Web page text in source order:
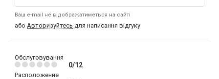
Ваш e-mail не відображатиметься на сайті
або Авторизуйтесь для написання відгуку
Обслуговування
0/12
Расположение